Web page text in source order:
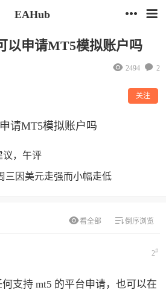
EAHub
以申请MT5模拟账户吗
2
2494
关注
请MT5模拟账户吗
议，午评
三因美元走强而小幅走低
看全部 倒序浏览
2#
支持 mt5 的平台申请，也可以在